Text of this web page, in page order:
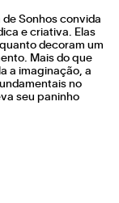
Sonhos convida
e criativa. Elas
decoram um
Mais do que
a imaginação, a
no
seu paninho